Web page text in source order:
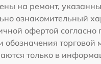
на ремонт,
ознакомительный
офертой согласно
торговой
только в